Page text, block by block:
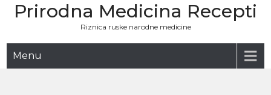
SkipPrirodna Medicina Recepti
Riznica ruske narodne medicine
Menu